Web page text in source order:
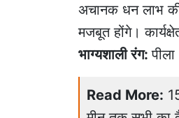
अचानक धन लाभ
मजबूत होंगे।
भाग्यशाली रंग:
Read More: